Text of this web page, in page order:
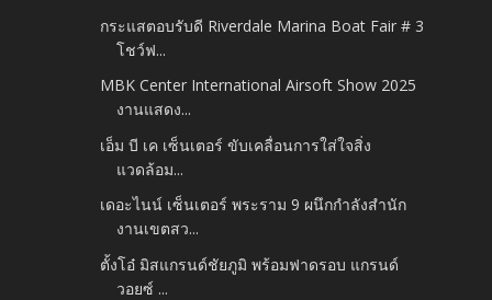
กระแสตอบรับดี Riverdale Marina Boat Fair # 3
โชว์ฟ...
MBK Center International Airsoft Show 2025
งานแสดง...
เอ็ม บี เค เซ็นเตอร์ ขับเคลื่อนการใส่ใจสิ่ง
แวดล้อม...
เดอะไนน์ เซ็นเตอร์ พระราม 9 ผนึกกำลังสำนัก
งานเขตสว...
ตั้งโอ๋ มิสแกรนด์ชัยภูมิ พร้อมฟาดรอบ แกรนด์
วอยซ์ ...